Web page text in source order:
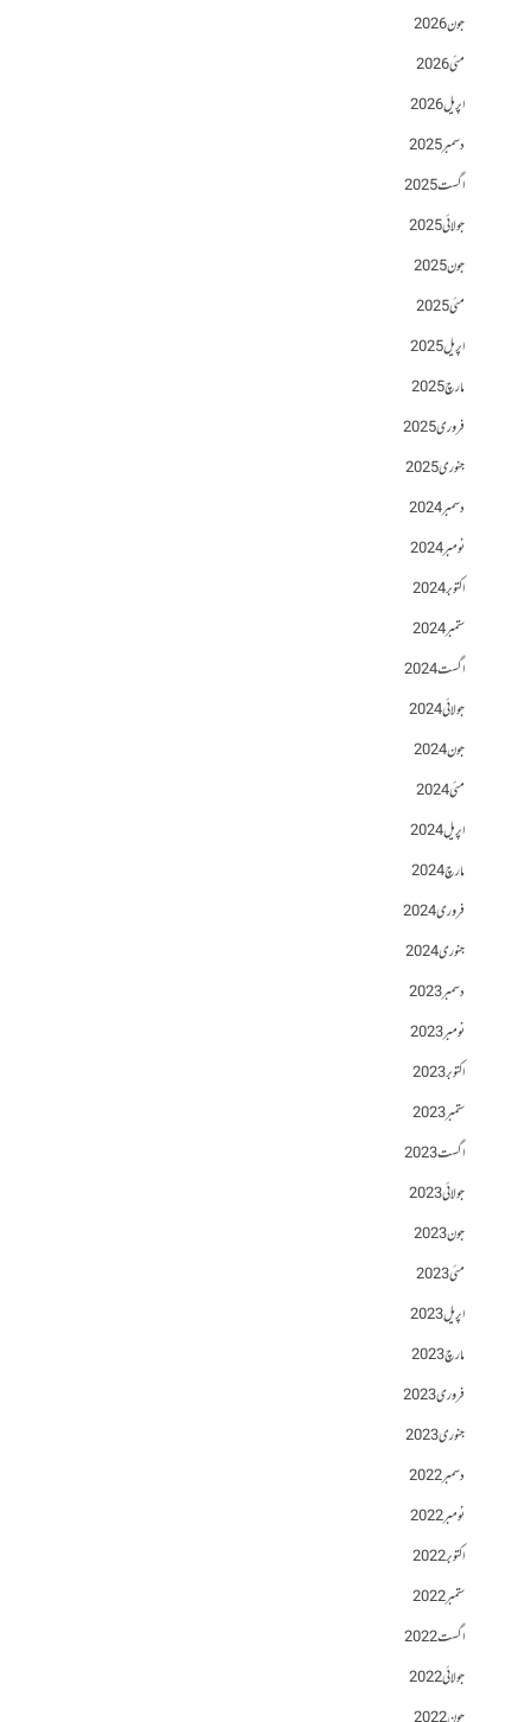
جون 2026
مئی 2026
اپریل 2026
دسمبر 2025
اگست 2025
جولائی 2025
جون 2025
مئی 2025
اپریل 2025
مارچ 2025
فروری 2025
جنوری 2025
دسمبر 2024
نومبر 2024
اکتوبر 2024
ستمبر 2024
اگست 2024
جولائی 2024
جون 2024
مئی 2024
اپریل 2024
مارچ 2024
فروری 2024
جنوری 2024
دسمبر 2023
نومبر 2023
اکتوبر 2023
ستمبر 2023
اگست 2023
جولائی 2023
جون 2023
مئی 2023
اپریل 2023
مارچ 2023
فروری 2023
جنوری 2023
دسمبر 2022
نومبر 2022
اکتوبر 2022
ستمبر 2022
اگست 2022
جولائی 2022